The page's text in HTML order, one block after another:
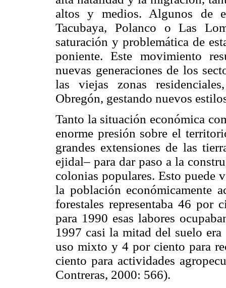
altos y medios. Algunos de
Tacubaya, Polanco o Las
saturación y problemática de
poniente. Este movimiento
nuevas generaciones de los
las viejas zonas
Obregón, gestando nuevos
Tanto la situación económica
enorme presión sobre el
grandes extensiones de las
ejidal– para dar paso a la
colonias populares. Esto puede
la población económicamente
forestales representaba 46 por
para 1990 esas labores
1997 casi la mitad del suelo
uso mixto y 4 por ciento para
ciento para actividades
Contreras, 2000: 566).